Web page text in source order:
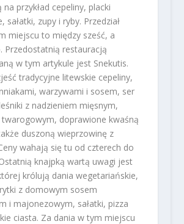
przykład cepeliny, placki
sałatki, zupy i ryby. Przedział
miejscu to między sześć, a
Przedostatnią restauracją
w tym artykule jest Snekutis.
tradycyjne litewskie cepeliny,
warzywami i sosem, ser
z nadzieniem mięsnym,
doprawione kwaśną
duszoną wieprzowinę z
wahają się tu od czterech do
knajpką wartą uwagi jest
królują dania wegetariańskie,
z domowym sosem
i majonezowym, sałatki, pizza
ciasta. Za dania w tym miejscu